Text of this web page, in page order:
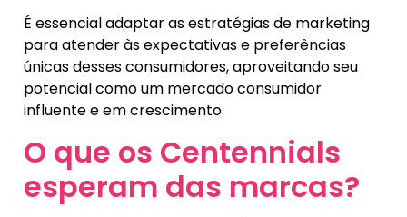
É essencial adaptar as estratégias de marketing
para atender às expectativas e preferências
únicas desses consumidores, aproveitando seu
potencial como um mercado consumidor
influente e em crescimento.
O que os Centennials
esperam das marcas?